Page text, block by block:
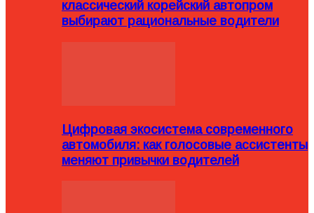
классический корейский автопром
выбирают рациональные водители
Цифровая экосистема современного
автомобиля: как голосовые ассистенты
меняют привычки водителей